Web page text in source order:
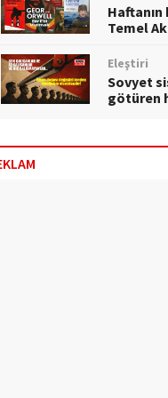
Temel
Eleştiri
Sovyet
götüren